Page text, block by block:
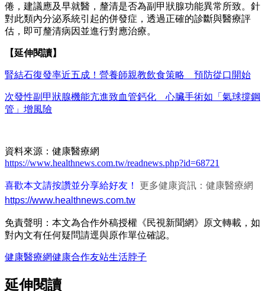
倦，建議應及早就醫，釐清是否為副甲狀腺功能異常所致。針
對此類內分泌系統引起的併發症，透過正確的診斷與醫療評
估，即可釐清病因並進行對應治療。
【延伸閱讀】
腎結石復發率近五成！營養師親教飲食策略 預防從口開始
次發性副甲狀腺機能亢進致血管鈣化 心臟手術如「氣球撐鋼
管」增風險
資料來源：健康醫療網
https://www.healthnews.com.tw/readnews.php?id=68721
喜歡本文請按讚並分享給好友！
更多健康資訊：健康醫療網
https://www.healthnews.com.tw
免責聲明：本文為合作外稿授權《民視新聞網》原文轉載，如
對內文有任何疑問請逕與原作單位確認。
健康醫療網健康合作友站生活脖子
延伸閱讀